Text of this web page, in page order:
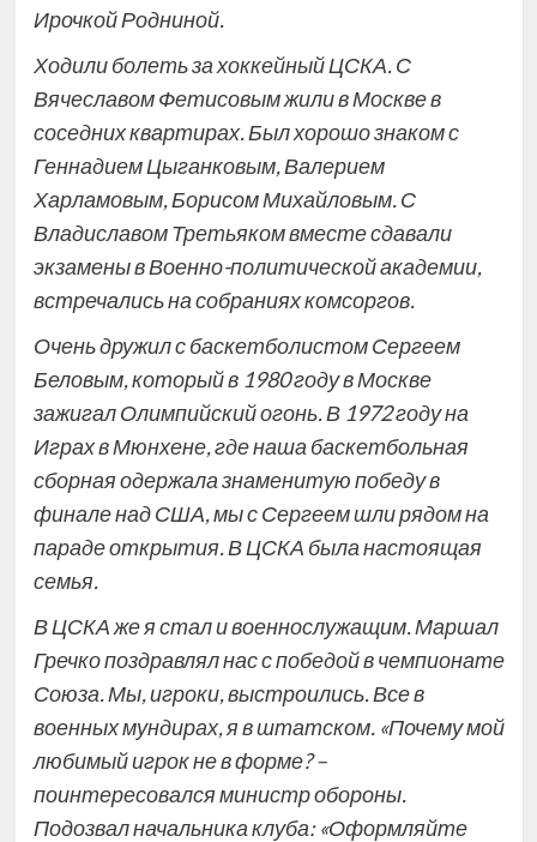
Ирочкой Родниной.
Ходили болеть за хоккейный ЦСКА. С
Вячеславом Фетисовым жили в Москве в
соседних квартирах. Был хорошо знаком с
Геннадием Цыганковым, Валерием
Харламовым, Борисом Михайловым. С
Владиславом Третьяком вместе сдавали
экзамены в Военно-политической академии,
встречались на собраниях комсоргов.
Очень дружил с баскетболистом Сергеем
Беловым, который в 1980 году в Москве
зажигал Олимпийский огонь. В 1972 году на
Играх в Мюнхене, где наша баскетбольная
сборная одержала знаменитую победу в
финале над США, мы с Сергеем шли рядом на
параде открытия. В ЦСКА была настоящая
семья.
В ЦСКА же я стал и военнослужащим. Маршал
Гречко поздравлял нас с победой в чемпионате
Союза. Мы, игроки, выстроились. Все в
военных мундирах, я в штатском. «Почему мой
любимый игрок не в форме? –
поинтересовался министр обороны.
Подозвал начальника клуба: «Оформляйте